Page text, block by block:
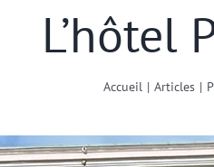
L’hôtel
Accueil | Articles |